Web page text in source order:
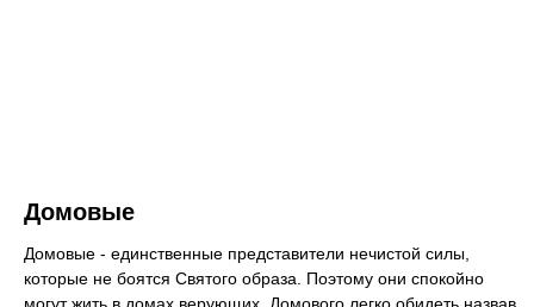
Домовые
Домовые - единственные представители нечистой силы,
которые не боятся Святого образа. Поэтому они спокойно